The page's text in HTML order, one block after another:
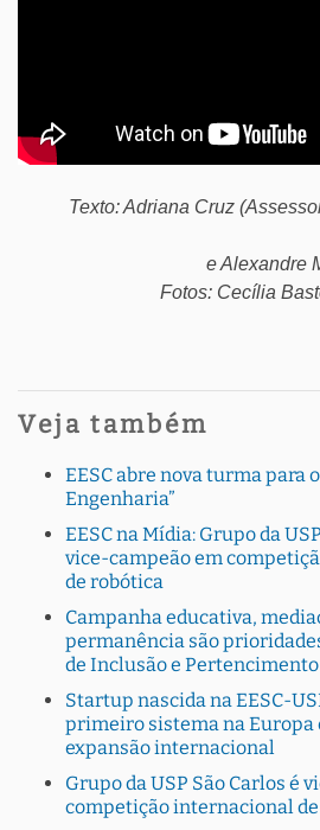
Texto: Adriana Cruz
e Alexandre
Fotos: Cecília
Veja também
EESC abre nova turma para
Engenharia”
EESC na Mídia: Grupo da
vice-campeão em
de robótica
Campanha educativa,
permanência são
de Inclusão e Pertencimento
Startup nascida na EESC-
primeiro sistema na Europa
expansão internacional
Grupo da USP São Carlos é
competição internacional